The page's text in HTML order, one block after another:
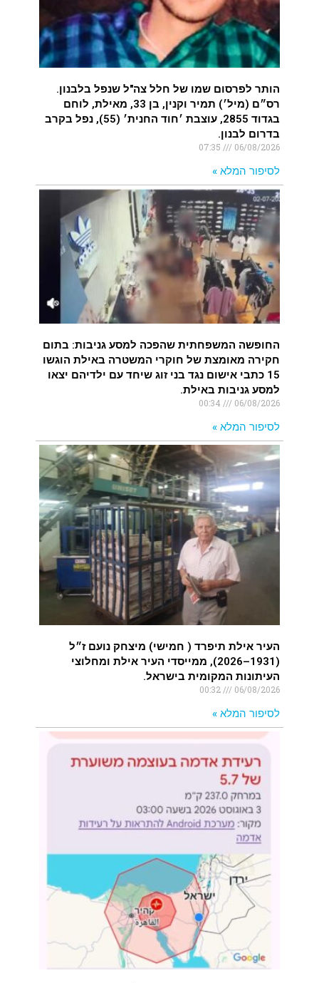
איציק נועם מייסד מקומו ערב ערב נפטר
הותר לפרסום שמו של חלל צה"ל שנפל בלבנון.
רס״ם (מיל׳) תמיר וקנין, בן 33, מאילת, לוחם
בגדוד 2855, עוצבת ׳חוד החנית׳ (55), נפל בקרב
בדרום לבנון.
06/08/2026
לסיפור המלא »
החופשה המשפחתית שהפכה למסע גניבות: בתום
חקירה מאומצת של חוקרי המשטרה באילת הוגשו
15 כתבי אישום נגד בני זוג שיחד עם ילדיהם יצאו
למסע גניבות באילת.
06/08/2026
לסיפור המלא »
העיר אילת תיפרד ( חמישי) מיצחק נועם ז״ל
(1931–2026), ממייסדי העיר אילת ומחלוצי
העיתונות המקומית בישראל.
06/08/2026
לסיפור המלא »